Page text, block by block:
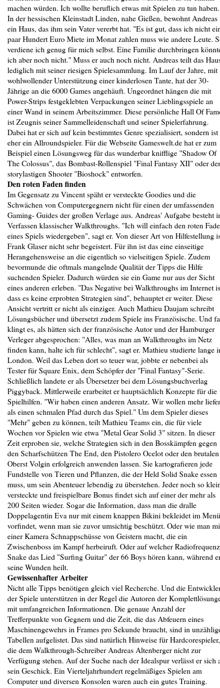
machen würden. Ich wollte beruflich etwas mit Spielen zu tun
In der hessischen Kleinstadt Linden, nahe Gießen, bewohnt Andreas
ein Haus, das ihm sein Vater vererbt hat. "Es ist gut, dass ich nicht
paar Hundert Euro Miete im Monat zahlen muss wie andere Leute.
verdiene ich genug für mich selbst. Eine Familie durchbringen
ich aber noch nicht." Muss er auch noch nicht. Andreas teilt das
lediglich mit seiner riesigen Spielesammlung. Im Lauf der Jahre, mit
wohlwollender Unterstützung einer kinderlosen Tante, hat der 30-
Jährige an die 6000 Games angehäuft. Ungeordnet hängen die mit
Power-Strips festgeklebten Verpackungen seiner Lieblingsspiele an
einer Wand in seinem Arbeitszimmer. Diese persönliche Hall Of
ist Zeugnis seiner Sammelleidenschaft und seiner Spielerfahrung.
Dabei hat er sich auf kein bestimmtes Genre spezialisiert, sondern ist
eher ein Allroundspieler. Für die Webseite Gameswelt.de hat er zum
Beispiel einen Lösungsweg für das wunderbar knifflige "Shadow Of
The Colossus", das Bombast-Rollenspiel "Final Fantasy XII" oder
storylastigen Shooter "Bioshock" entworfen.
Den roten Faden finden
Im Gegensatz zu Vincent späht er versteckte Goodies und die
Schwächen von Computergegnern nicht für einen der umfassenden
Gaming- Guides der großen Verlage aus. Andreas' Aufgabe besteht
Verfassen klassischer Walkthroughs. "Ich will einfach den roten
eines Spiels wiedergeben", sagt er. Von dieser Art von Hilfestellung
Frank Glaser nicht sehr begeistert. Für ihn ist das eine einseitige
Herangehensweise an die eigentlich so vielseitigen Spiele. Zudem
bevormunde die oftmals mangelnde Qualität der Tipps die Hilfe
suchenden Spieler. Dadurch würden sie ein Game nur aus der Sicht
eines anderen erleben. "Das Negative bei Walkthroughs im Internet
dass es keine erprobten Strategien sind", behauptet er weiter. Diese
Ansicht vertritt er nicht als einziger. Auch Mathieu Daujam schreibt
Lösungsbücher und übersetzt zudem Spiele ins Französische. Und
klingt es, als hätten sich der französische Autor und der Hamburger
Verleger abgesprochen: "Alles, was man an Walkthroughs im Netz
finden kann, halte ich für schlecht", sagt er. Mathieu studierte lange
London. Weil das Leben dort so teuer war, jobbte er nebenbei als
Tester für Square Enix, dem Schöpfer der "Final Fantasy"-Serie.
Schließlich landete er als Übersetzer bei dem Lösungsbuchverlag
Piggyback. Mittlerweile erarbeitet er hauptsächlich Konzepte für die
Spielhilfen. "Wir haben einen anderen Ansatz. Wir wollen mehr
als einen schmalen Pfad durch das Spiel." Um dem Spieler dieses
"Mehr" geben zu können, teilt Mathieu Teams ein, die für viele
Wochen vor Spielen wie etwa "Metal Gear Solid 3" sitzen. In dieser
Zeit erproben sie, welche Strategien sich in den Bosskämpfen gegen
den Scharfschützen The End, den Pistolero Ocelot oder den brutalen
Oberst Volgin erfolgreich anwenden lassen. Sie kartografieren jede
Fundstelle von Tieren und Pflanzen, die der Held Solid Snake essen
muss, um sein Abenteuer lebendig zu überstehen. Jeder noch so
versteckte und freispielbare Bonus findet sich auf einer der mehr als
200 Seiten wieder. Sogar die Information, dass man die dralle
Doppelagentin Eva nur mit einem knappen Bikini bekleidet im Menü
vorfindet, wenn man sie zuvor umsichtig beschützt. Oder wie man
einer Kamera Schnappschüsse von Geistern macht, die ein
Zwischenboss im Kampf herbeiruft. Oder auf welcher Radiofrequenz
Snake das Lied "Surfing Guitar" der 66 Boys hören kann, während
seine Wunden heilt.
Gewissenhafter Arbeiter
Nicht alle Tipps benötigen gleich viel Recherche. Und die
der Spiele unterstützen in der Regel die Autoren der
mit umfangreichen Informationen. Die genaue Anzahl der
Trefferpunkte von Gegnern und die Zeit, die das Abfeuern eines
Maschinengewehrs in Frames pro Sekunde braucht, sind in
Tabellen aufgelistet. Das sind natürlich Hinweise für Hardcorespieler,
die dem Walkthrough-Schreiber Andreas Altenberger nicht zur
Verfügung stehen. Auf der Suche nach der Idealspur verlässt er sich
sein Geschick. Ein Vierteljahrhundert regelmäßiges Spielen am
Computer und diversen Konsolen waren auch ein gutes Training.